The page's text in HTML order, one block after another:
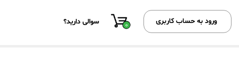
ورود به حساب کاربری 0 سوالی دارید؟